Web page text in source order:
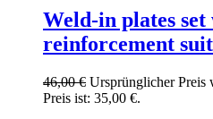
Weld-in plates
reinforcement
46,00€ Ursprünglicher Preis
Preis ist: 35,00 €.